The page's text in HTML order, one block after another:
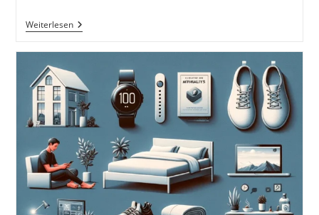
WeiterlesenMinimalismus
Und
Durch
Einfachheit
Fördern